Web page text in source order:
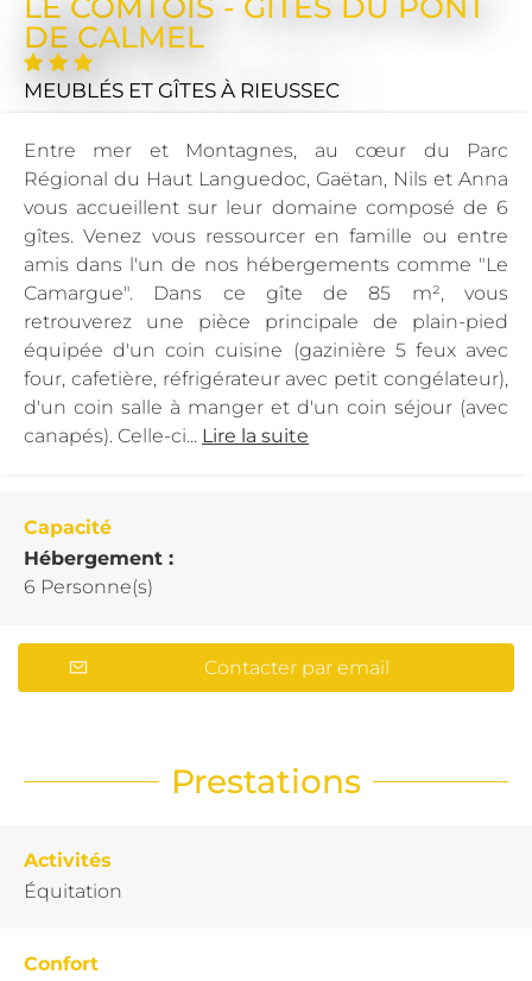
DE CALMEL
MEUBLÉS ET GÎTES À RIEUSSEC
Entre mer et Montagnes, au cœur du Parc
Régional du Haut Languedoc, Gaëtan, Nils et Anna
vous accueillent sur leur domaine composé de 6
gîtes. Venez vous ressourcer en famille ou entre
amis dans l'un de nos hébergements comme "Le
Camargue". Dans ce gîte de 85 m², vous
retrouverez une pièce principale de plain-pied
équipée d'un coin cuisine (gazinière 5 feux avec
four, cafetière, réfrigérateur avec petit congélateur),
d'un coin salle à manger et d'un coin séjour (avec
canapés). Celle-ci... Lire la suite
Capacité
Hébergement :
6 Personne(s)
Contacter par email
Prestations
Activités
Équitation
Confort